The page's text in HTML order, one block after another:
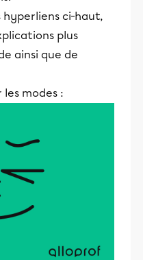
hyperliens ci-haut,
plus
ainsi que de
modes :